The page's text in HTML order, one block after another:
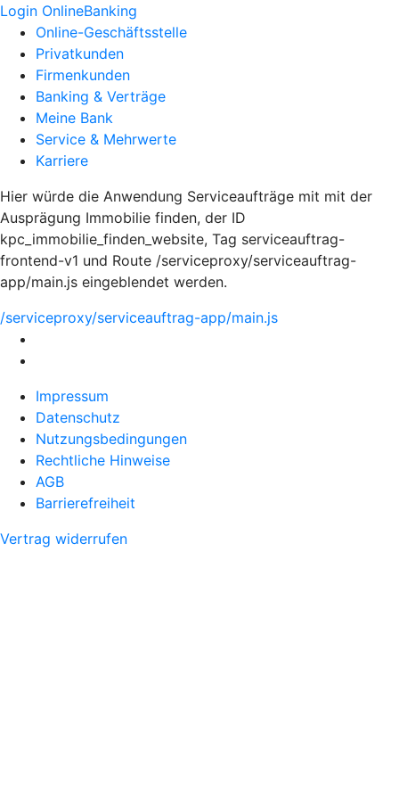
Login OnlineBanking
Online-Geschäftsstelle
Privatkunden
Firmenkunden
Banking & Verträge
Meine Bank
Service & Mehrwerte
Karriere
Hier würde die Anwendung Serviceaufträge mit mit der
Ausprägung Immobilie finden, der ID
kpc_immobilie_finden_website, Tag serviceauftrag-
frontend-v1 und Route /serviceproxy/serviceauftrag-
app/main.js eingeblendet werden.
/serviceproxy/serviceauftrag-app/main.js
Impressum
Datenschutz
Nutzungsbedingungen
Rechtliche Hinweise
AGB
Barrierefreiheit
Vertrag widerrufen